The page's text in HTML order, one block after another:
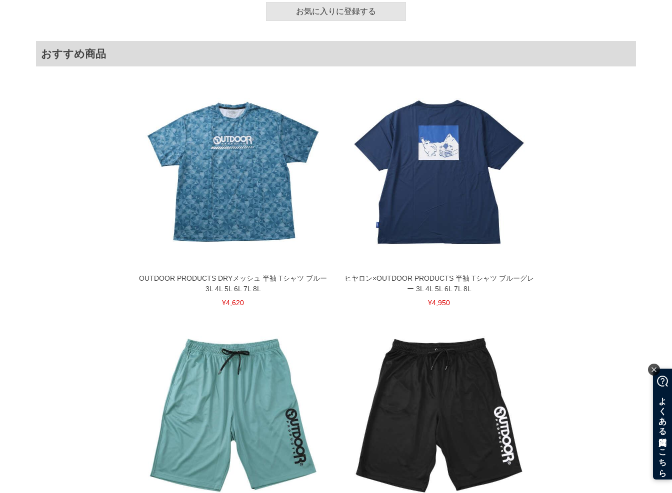
30 42
105～120 30 44 140
115～130 32 46 150
125～140 32 48
32 50
32 52
単位はcm
※商品によって若干のサイズの誤差がございます。また、お客様がご使用の環境（コンピュ
ータ画面）によって、商品の色味が若干異なる場合がございます。予めご了承ください。
※上記サイズが実際の商品に付いているタグのサイズ表記と異なる場合があります。お取り
ことがない様最大限に努めておりますが、もしあった場合速やかにご連絡させて頂きますの
が対象。1本5,999円以下の商品は有料（500円+税）となります。）
出荷まで約1週間～20日間程お時間を頂く場合がございます。
尚、裾上げした商品は返品・交換不可となりますので、予めご了承下さい。
一部、お直しに対応出来ない商品がございます。(例：裾にファスナーや調節ひもが付いて
いる、極端なデザインが施されている等)
※【返品交換について】
返品交換希望の方は、商品到着後1週間以内にご連絡ください。
下着(肌着)やワイシャツは商品の性質上、返品交換不可とさせて頂いております。予めご了
承くださいませ。
お気に入りに登録する
おすすめ商品
OUTDOOR PRODUCTS DRYメッシュ 半袖 Tシャツ ブルー
3L 4L 5L 6L 7L 8L
¥4,620
ヒヤロン×OUTDOOR PRODUCTS 半袖 Tシャツ ブルーグレ
ー 3L 4L 5L 6L 7L 8L
¥4,950